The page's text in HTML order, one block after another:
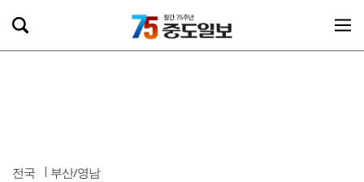
전국 부산/영남